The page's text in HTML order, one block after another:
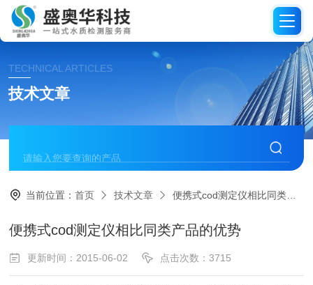
TECHNICAL ARTICLES
技术文章
当前位置：首页 技术文章 便携式cod测定仪相比同类产品的优势
便携式cod测定仪相比同类产品的优势
更新时间：2015-06-02 点击次数：3715